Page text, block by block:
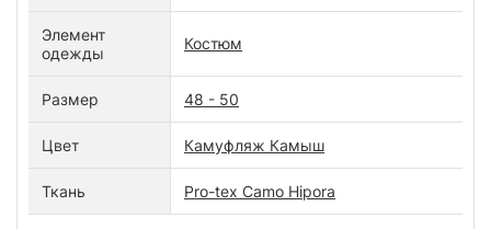
Элемент
одежды
Костюм
Размер 48 - 50
Цвет Камуфляж Камыш
Ткань Pro-tex Camo Hipora